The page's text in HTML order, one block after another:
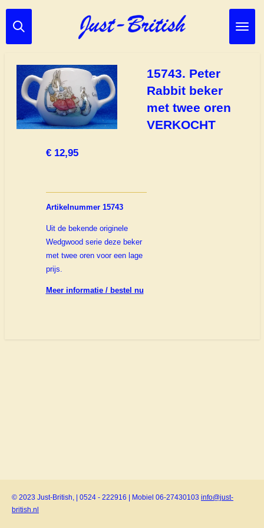
Ga
direct
hoofdinhoud
15743. Peter
Rabbit beker
met twee oren
VERKOCHT
€ 12,95
Artikelnummer 15743
Uit de bekende originele
Wedgwood serie deze beker
met twee oren voor een lage
prijs.
Meer informatie / bestel nu
© 2023 Just-British, | 0524 - 222916 | Mobiel 06-27430103 info@just-
british.nl